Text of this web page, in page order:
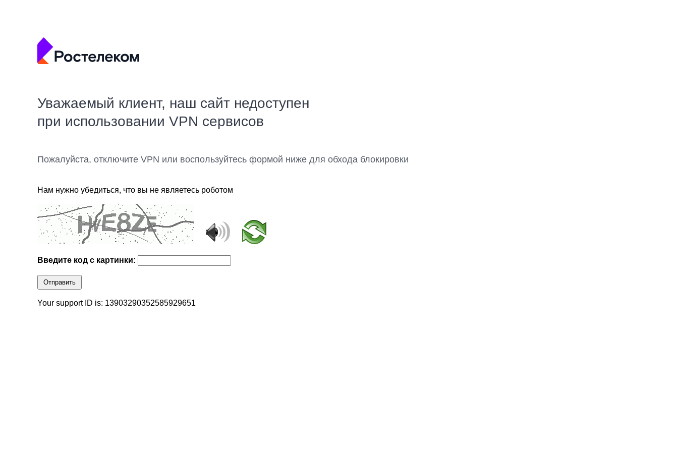
Уважаемый клиент, наш сайт недоступен
при использовании VPN сервисов
Пожалуйста, отключите VPN или воспользуйтесь формой ниже для обхода блокировки
Нам нужно убедиться, что вы не являетесь роботом
Введите код с картинки:
Отправить
Your support ID is: 13903290352585929651